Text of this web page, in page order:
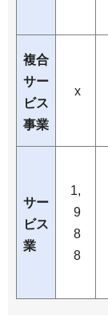
複合
サー
ビス
事業
x
サー
ビス
業
1,
9
8
8